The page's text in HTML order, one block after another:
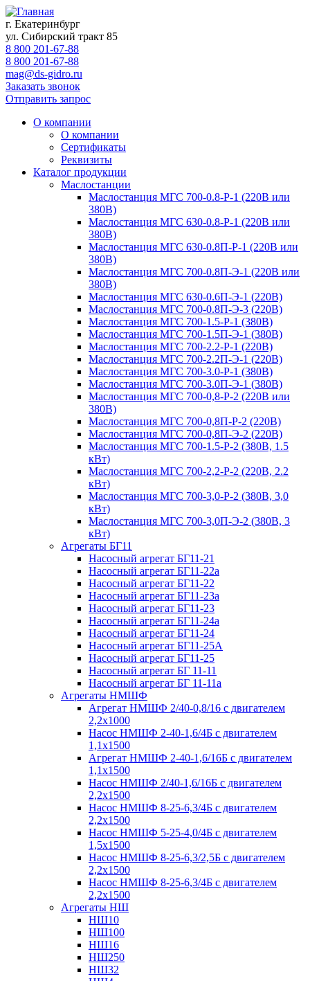
г. Екатеринбург
ул. Сибирский тракт 85
8 800 201-67-88
8 800 201-67-88
mag@ds-gidro.ru
Заказать звонок
Отправить запрос
О компании
О компании
Сертификаты
Реквизиты
Каталог продукции
Маслостанции
Маслостанция МГС 700-0.8-Р-1 (220В или
380В)
Маслостанция МГС 630-0.8-Р-1 (220В или
380В)
Маслостанция МГС 630-0.8П-Р-1 (220В или
380В)
Маслостанция МГС 700-0.8П-Э-1 (220В или
380В)
Маслостанция МГС 630-0.6П-Э-1 (220В)
Маслостанция МГС 700-0.8П-Э-3 (220В)
Маслостанция МГС 700-1.5-Р-1 (380В)
Маслостанция МГС 700-1.5П-Э-1 (380В)
Маслостанция МГС 700-2.2-Р-1 (220В)
Маслостанция МГС 700-2.2П-Э-1 (220В)
Маслостанция МГС 700-3.0-Р-1 (380В)
Маслостанция МГС 700-3.0П-Э-1 (380В)
Маслостанция МГС 700-0,8-Р-2 (220В или
380В)
Маслостанция МГС 700-0,8П-Р-2 (220В)
Маслостанция МГС 700-0,8П-Э-2 (220В)
Маслостанция МГС 700-1.5-Р-2 (380В, 1.5
кВт)
Маслостанция МГС 700-2,2-Р-2 (220В, 2.2
кВт)
Маслостанция МГС 700-3,0-Р-2 (380В, 3,0
кВт)
Маслостанция МГС 700-3,0П-Э-2 (380В, 3
кВт)
Агрегаты БГ11
Насосный агрегат БГ11-21
Насосный агрегат БГ11-22а
Насосный агрегат БГ11-22
Насосный агрегат БГ11-23а
Насосный агрегат БГ11-23
Насосный агрегат БГ11-24а
Насосный агрегат БГ11-24
Насосный агрегат БГ11-25А
Насосный агрегат БГ11-25
Насосный агрегат БГ 11-11
Насосный агрегат БГ 11-11а
Агрегаты НМШФ
Агрегат НМШФ 2/40-0,8/16 с двигателем
2,2х1000
Насос НМШФ 2-40-1,6/4Б с двигателем
1,1х1500
Агрегат НМШФ 2-40-1,6/16Б с двигателем
1,1х1500
Насос НМШФ 2/40-1,6/16Б с двигателем
2,2х1500
Насос НМШФ 8-25-6,3/4Б с двигателем
2,2х1500
Насос НМШФ 5-25-4,0/4Б с двигателем
1,5х1500
Насос НМШФ 8-25-6,3/2,5Б с двигателем
2,2х1500
Насос НМШФ 8-25-6,3/4Б с двигателем
2,2х1500
Агрегаты НШ
НШ10
НШ100
НШ16
НШ250
НШ32